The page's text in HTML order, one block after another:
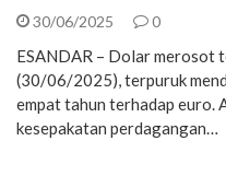
30/06/2025 0
ESANDAR – Dolar merosot
(30/06/2025), terpuruk
empat tahun terhadap euro.
kesepakatan perdagangan…